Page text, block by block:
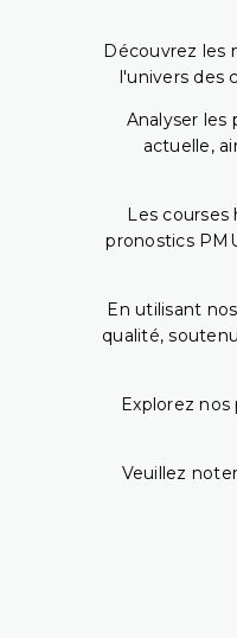
Découvrez les
l'univers des
Analyser
actuelle,
Les courses
pronostics
En utilisant
qualité,
Explorez
Veuillez